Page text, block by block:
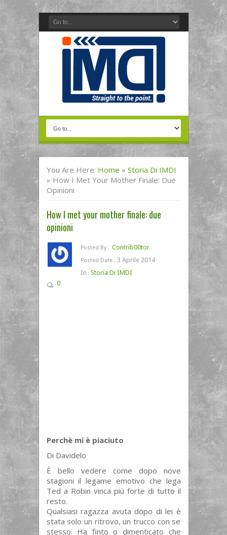
You Are Here: Home » Storia Di IMDI
» How I Met Your Mother Finale: Due
Opinioni
How I met your mother finale: due
opinioni
Posted By : Contrib00tor
Posted Date : 3 Aprile 2014
In Storia Di IMDI
0
Perchè mi è piaciuto
Di Davidelo
È bello vedere come dopo nove
stagioni il legame emotivo che lega
Ted a Robin vinca più forte di tutto il
resto.
Qualsiasi ragazza avuta dopo di lei è
stata solo un ritrovo, un trucco con se
stesso. Ha finto o dimenticato che